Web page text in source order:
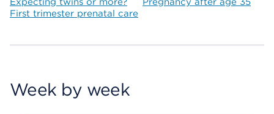
First trimester prenatal care
Week by week